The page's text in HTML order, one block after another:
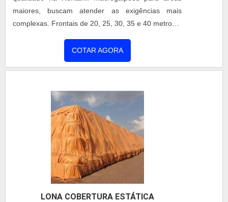
maiores, buscam atender as exigências mais
complexas. Frontais de 20, 25, 30, 35 e 40 metros e
com aditivos, auto extinguível, impermeável e
antimofo. Coberturas de lona possuem melhor
frontais podem ser translúci....
COTAR AGORA
LONA COBERTURA ESTÁTICA